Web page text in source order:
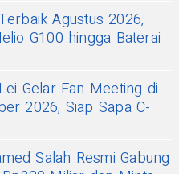
Agustus 2026,
G100 hingga Baterai
Gelar Fan Meeting di
2026, Siap Sapa C-
Salah Resmi Gabung